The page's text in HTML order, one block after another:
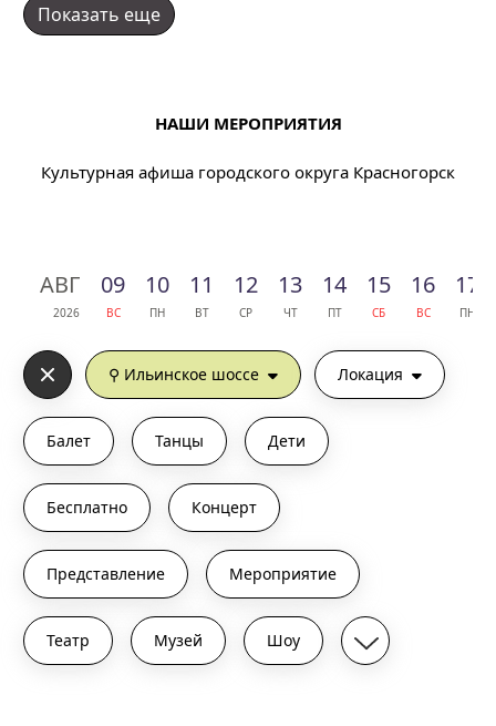
Показать еще
НАШИ МЕРОПРИЯТИЯ
Культурная афиша городского округа Красногорск
АВГ
2026
09
ВС
10
ПН
11
ВТ
12
СР
13
ЧТ
14
ПТ
15
СБ
16
ВС
17
ПН
⚲ Ильинское шоссе Локация
Балет Танцы Дети
Бесплатно Концерт
Представление Мероприятие
Театр Музей Шоу